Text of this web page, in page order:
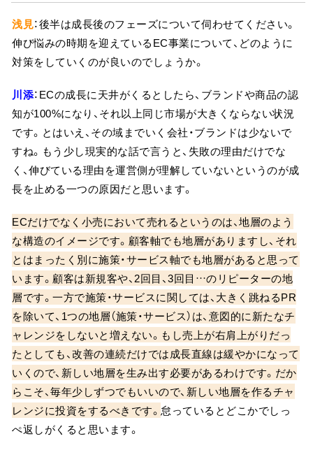
浅見：後半は成長後のフェーズについて伺わせてください。
伸び悩みの時期を迎えているEC事業について、どのように
対策をしていくのが良いのでしょうか。
川添：ECの成長に天井がくるとしたら、ブランドや商品の認
知が100%になり、それ以上同じ市場が大きくならない状況
です。とはいえ、その域までいく会社・ブランドは少ないで
すね。もう少し現実的な話で言うと、失敗の理由だけでな
く、伸びている理由を運営側が理解していないというのが成
長を止める一つの原因だと思います。
ECだけでなく小売において売れるというのは、地層のよう
な構造のイメージです。顧客軸でも地層がありますし、それ
とはまったく別に施策・サービス軸でも地層があると思って
います。顧客は新規客や、2回目、3回目…のリピーターの地
層です。一方で施策・サービスに関しては、大きく跳ねるPR
を除いて、1つの地層（施策・サービス）は、意図的に新たなチ
ャレンジをしないと増えない。もし売上が右肩上がりだっ
たとしても、改善の連続だけでは成長直線は緩やかになって
いくので、新しい地層を生み出す必要があるわけです。だか
らこそ、毎年少しずつでもいいので、新しい地層を作るチャ
レンジに投資をするべきです。 怠っているとどこかでしっ
ぺ返しがくると思います。